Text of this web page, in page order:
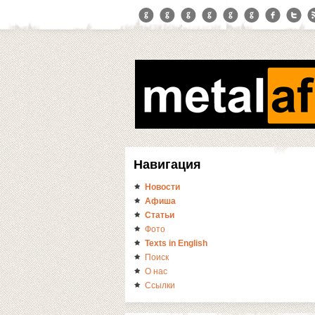
Навигация
Новости
Афиша
Статьи
Фото
Texts in English
Поиск
О нас
Ссылки